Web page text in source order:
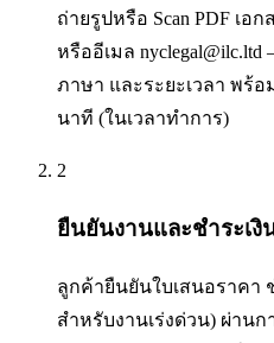
ถ่ายรูปหรือ Scan PDF เอ
หรืออีเมล
ภาษา และระยะเวลา พร้อ
นาที (ในเวลาทำการ)
2
ยืนยันงานและชำระเงิ
ลูกค้ายืนยันใบเสนอราคา
สำหรับงานเร่งด่วน) ผ่านก